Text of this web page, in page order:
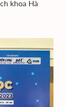
khoa Hà